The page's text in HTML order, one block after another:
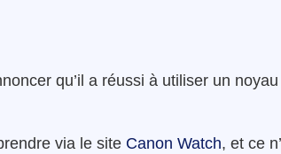
qu’il a réussi à utiliser un
via le site Canon Watch, et ce